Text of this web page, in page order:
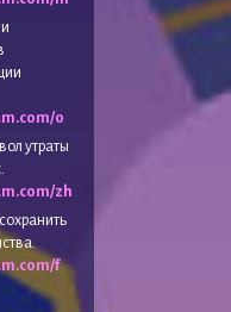
o
утраты
zh
f